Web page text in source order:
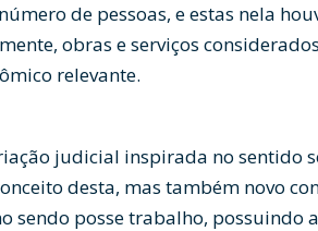
de pessoas, e estas nela
obras e serviços
relevante.
judicial inspirada no sentido
desta, mas também novo
sendo posse trabalho, possuindo